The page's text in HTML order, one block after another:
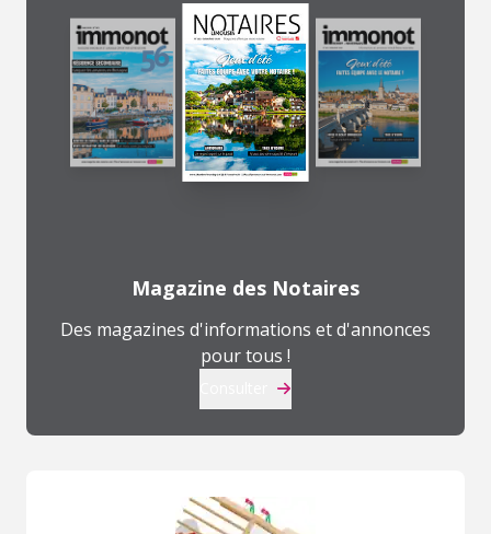
Magazine des Notaires
Des magazines d'informations et d'annonces
pour tous !